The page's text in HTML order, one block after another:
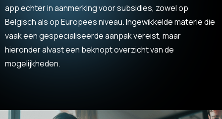
app echter in aanmerking voor subsidies, zowel op
Belgisch als op Europees niveau. Ingewikkelde materie die
vaak een gespecialiseerde aanpak vereist, maar
hieronder alvast een beknopt overzicht van de
mogelijkheden.